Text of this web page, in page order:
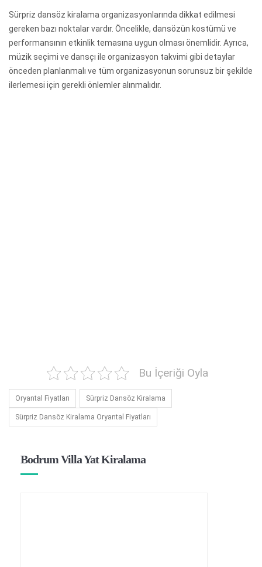
Sürpriz dansöz kiralama organizasyonlarında dikkat edilmesi
gereken bazı noktalar vardır. Öncelikle, dansözün kostümü ve
performansının etkinlik temasına uygun olması önemlidir. Ayrıca,
müzik seçimi ve dansçı ile organizasyon takvimi gibi detaylar
önceden planlanmalı ve tüm organizasyonun sorunsuz bir şekilde
ilerlemesi için gerekli önlemler alınmalıdır.
Bu İçeriği Oyla
Oryantal Fiyatları Sürpriz Dansöz Kiralama
Sürpriz Dansöz Kiralama Oryantal Fiyatları
Bodrum Villa Yat Kiralama